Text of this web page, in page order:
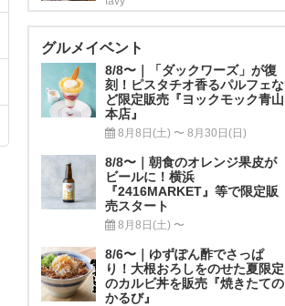
グルメイベント
8/8〜｜「ダックワーズ」が復
刻！ピスタチオ香るパルフェな
ど限定販売『ヨックモック青山
本店』
8月8日(土) 〜 8月30日(日)
8/8〜｜朝食のオレンジ果皮が
ビールに！横浜
『2416MARKET』等で限定販
売スタート
8月8日(土) 〜
8/6〜｜ゆずぽん酢でさっぱ
り！大根おろしをのせた夏限定
のカルビ丼を販売『焼きたての
かるび』